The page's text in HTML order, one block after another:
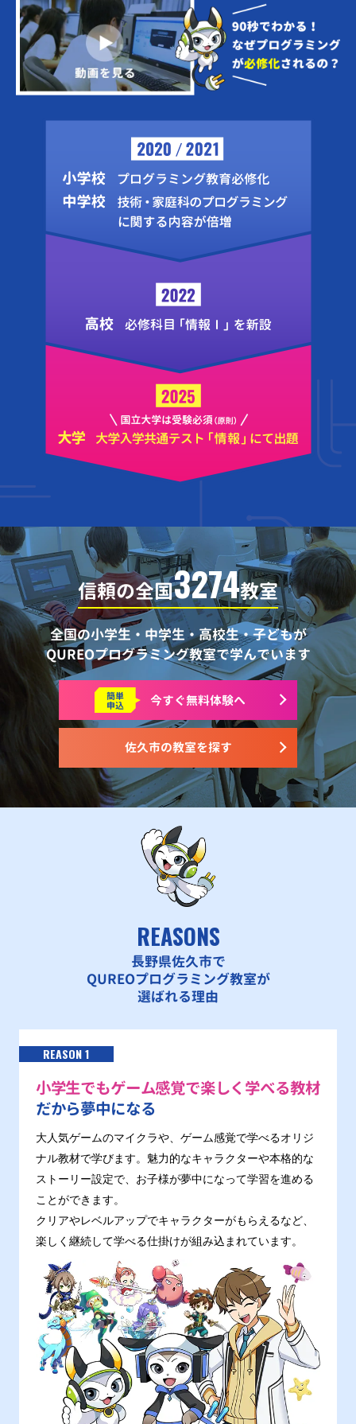
信頼の全国3274教室
全国の小学生・中学生・高校生・子どもが
QUREOプログラミング教室で学んでいます
佐久市の教室を探す
簡単
申込 今すぐ無料体験へ
REASONS
長野県佐久市で
QUREOプログラミング教室が
選ばれる理由
REASON 1
小学生でもゲーム感覚で楽しく学べる教材
だから夢中になる
大人気ゲームのマイクラや、ゲーム感覚で学べるオリジ
ナル教材で学びます。魅力的なキャラクターや本格的な
ストーリー設定で、お子様が夢中になって学習を進める
ことができます。
クリアやレベルアップでキャラクターがもらえるなど、
楽しく継続して学べる仕掛けが組み込まれています。